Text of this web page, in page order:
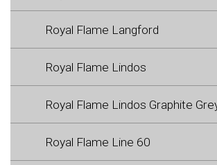
Royal Flame Langford
Royal Flame Lindos
Royal Flame Lindos Graphite
Royal Flame Line 60